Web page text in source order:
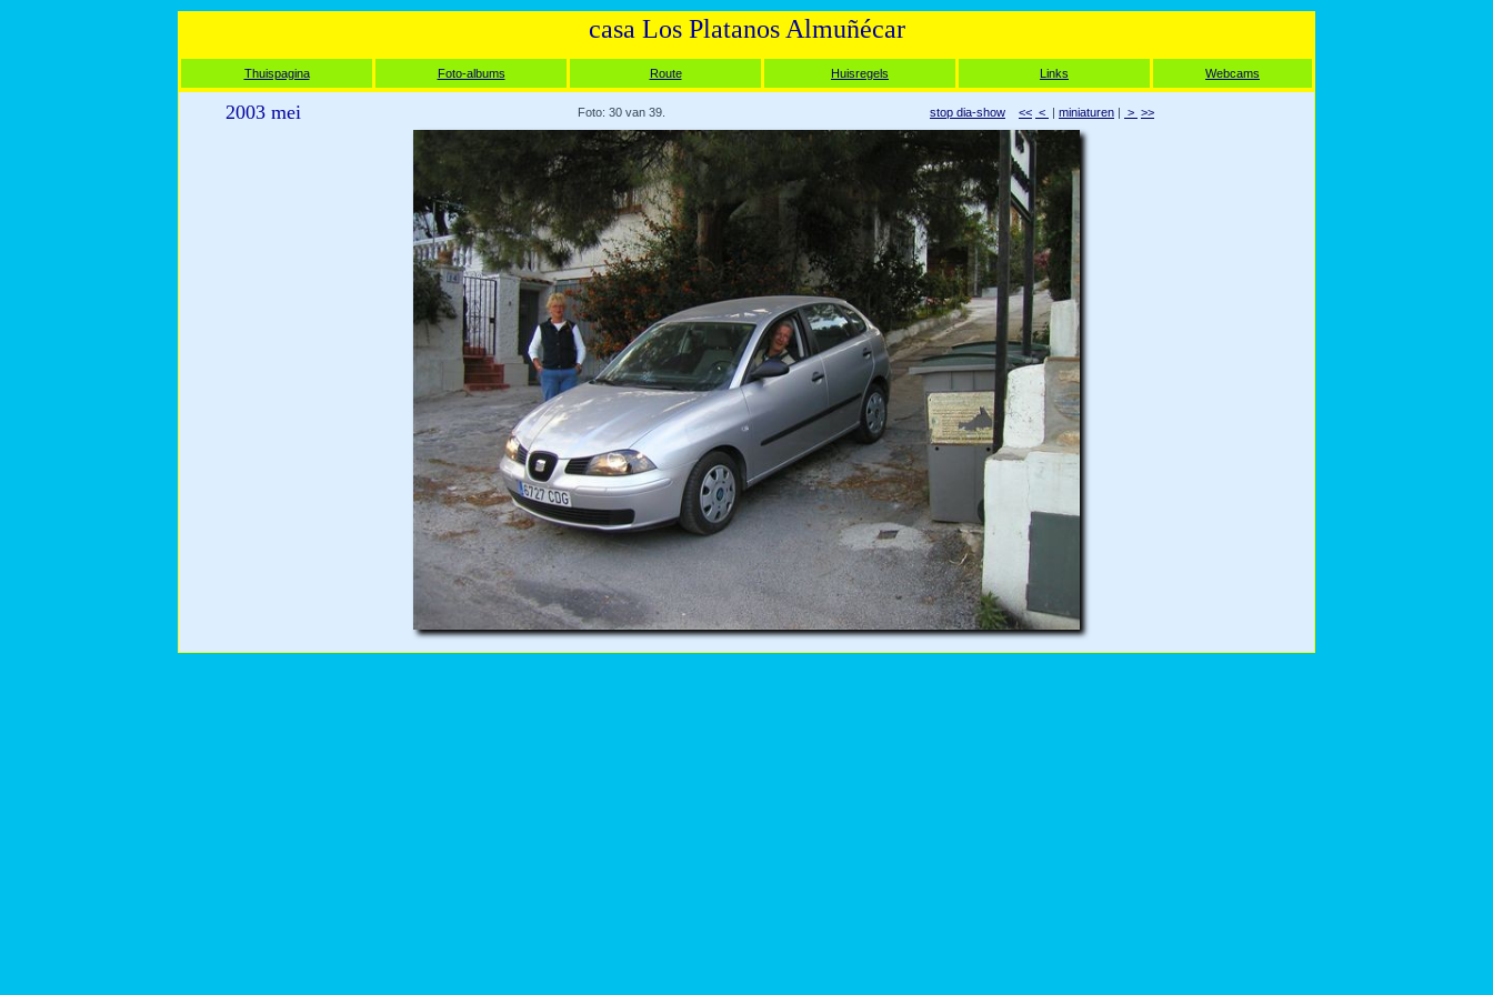
casa Los Platanos Almuñécar
Thuispagina Foto-albums Route Huisregels Links Webcams
2003 mei Foto: 30 van 39. stop dia-show << < | miniaturen | > >>